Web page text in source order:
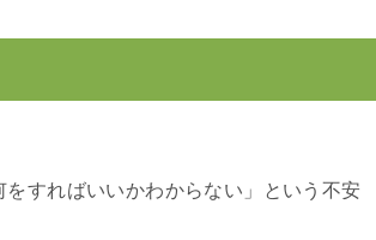
すればいいかわからない」という不安